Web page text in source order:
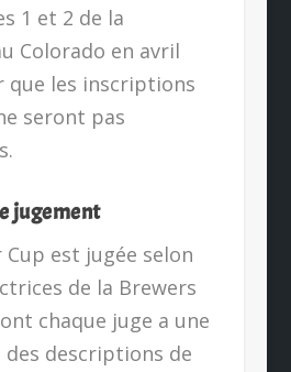
1 et 2 de la
Colorado en avril
que les inscriptions
seront pas
jugement
Cup est jugée selon
de la Brewers
chaque juge a une
des descriptions de